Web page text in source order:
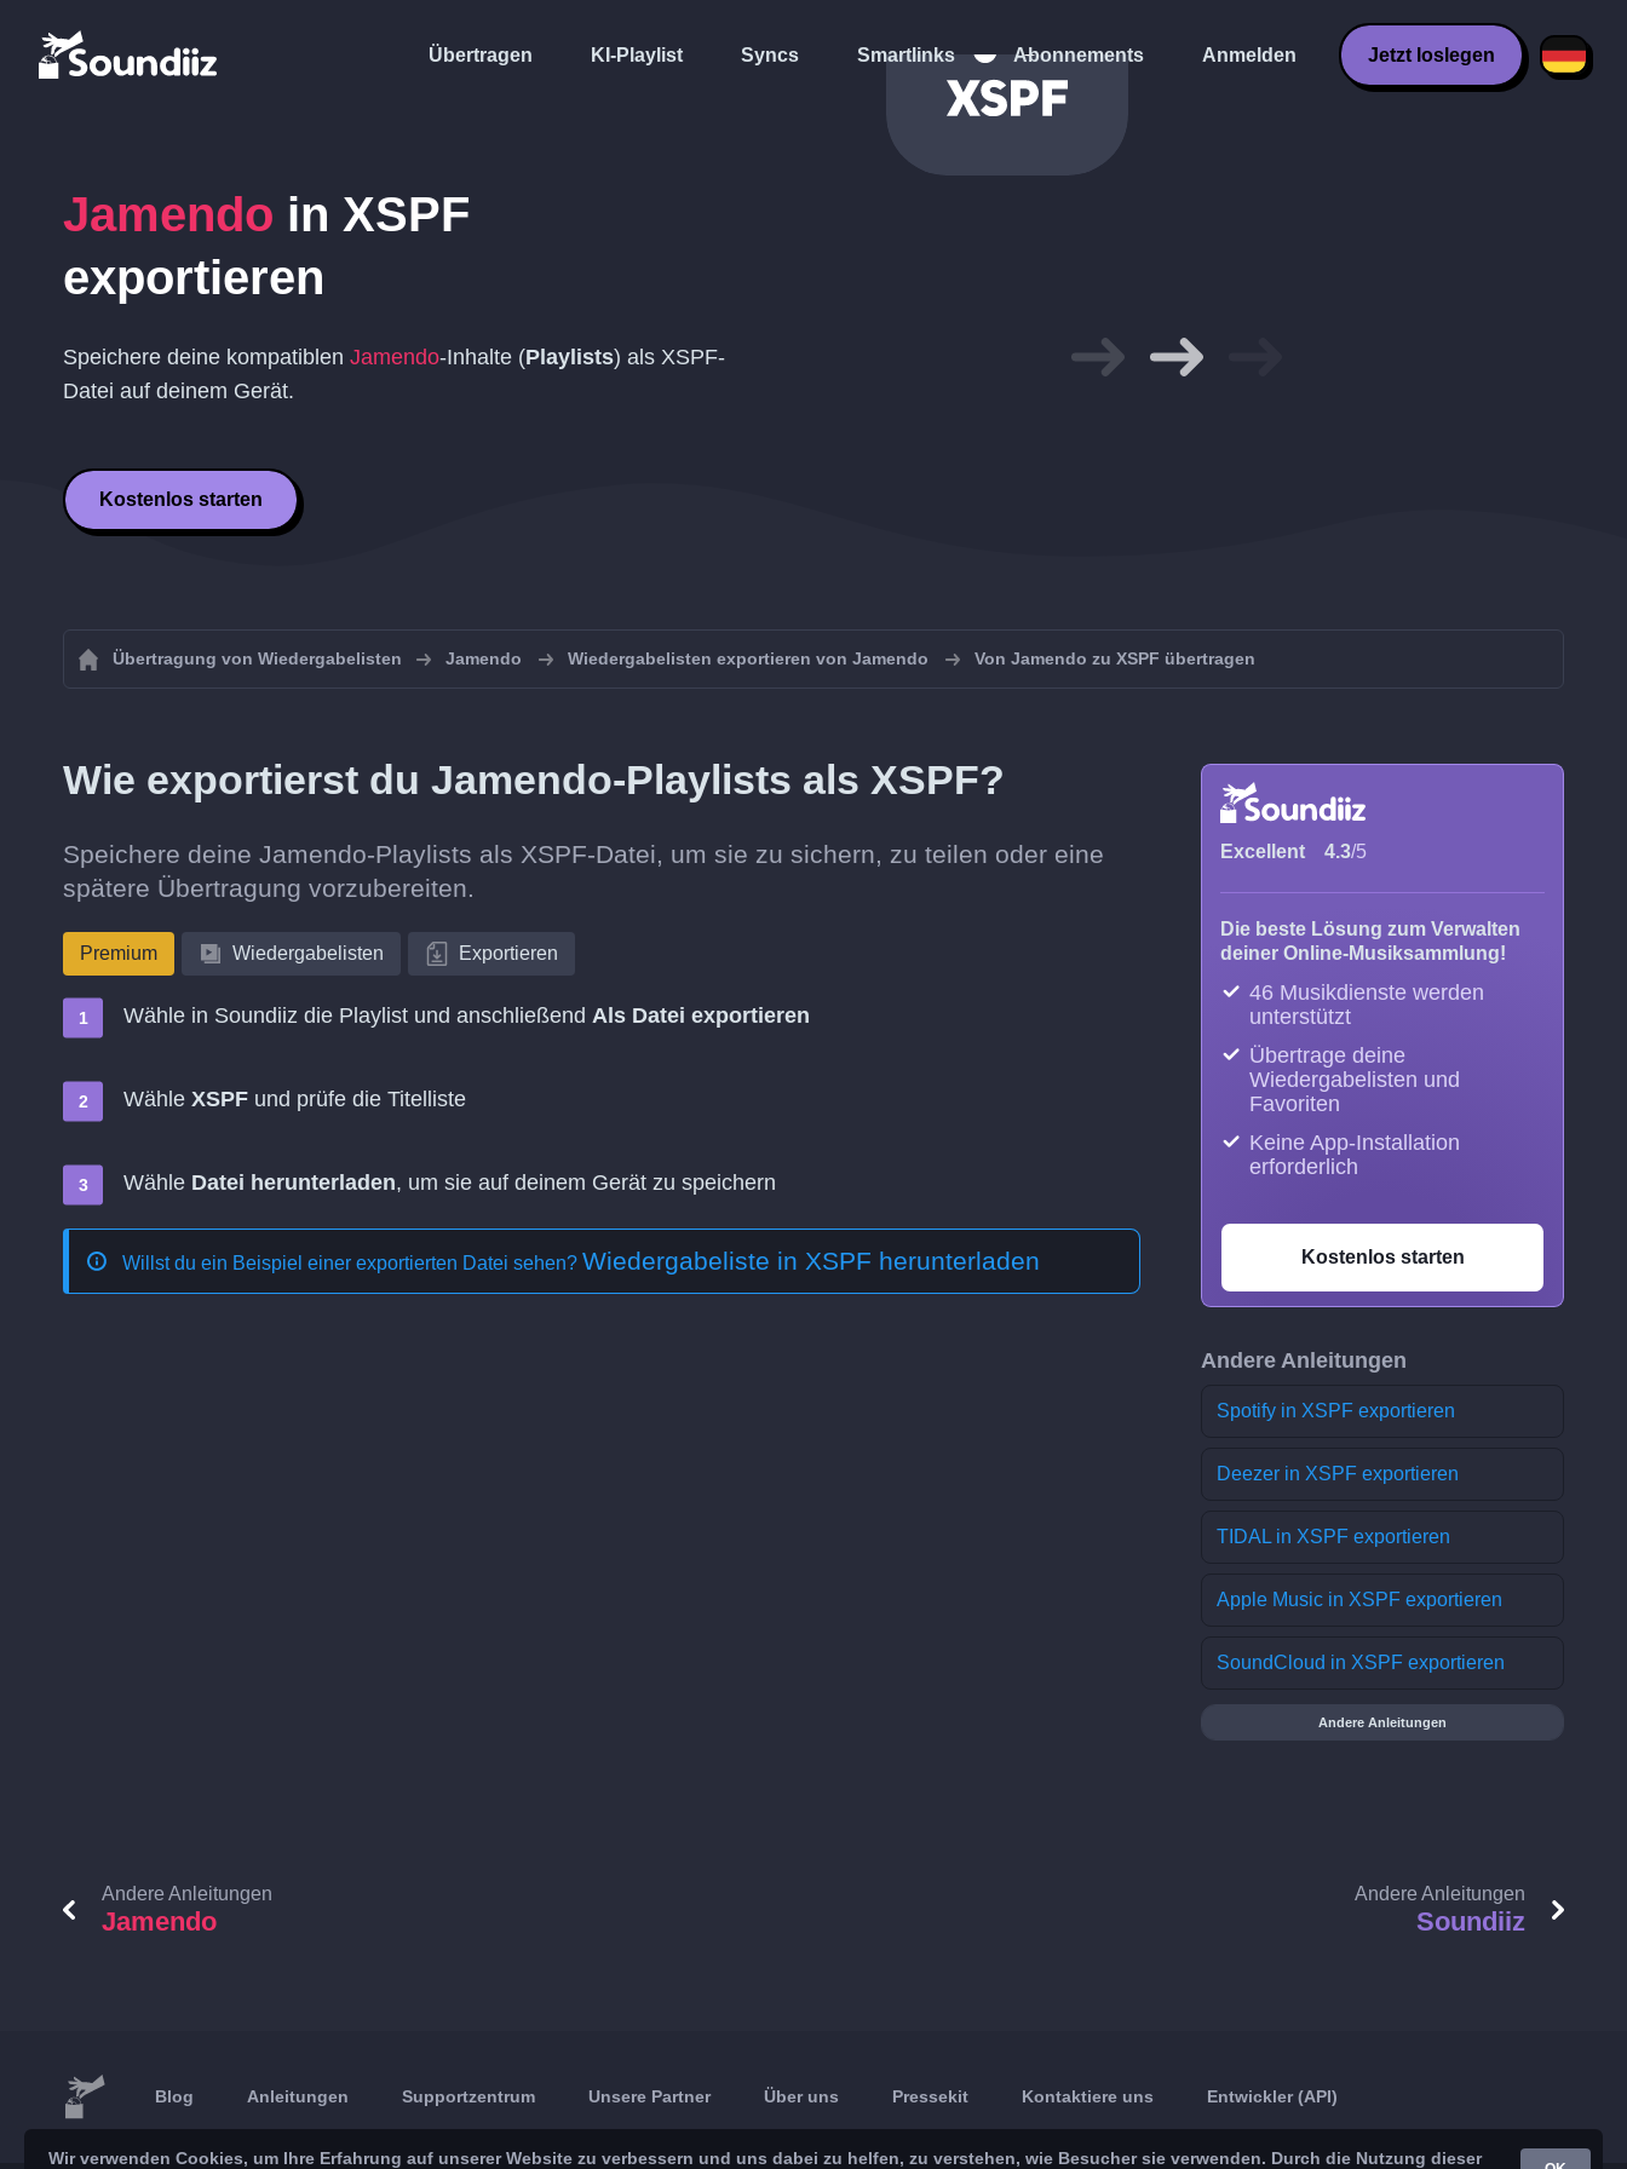
Übertragen KI-Playlist Syncs Smartlinks Abonnements Anmelden Jetzt loslegen
Jamendo in XSPF
exportieren
Speichere deine kompatiblen Jamendo-Inhalte (Playlists) als XSPF-
Datei auf deinem Gerät.
Kostenlos starten
Übertragung von Wiedergabelisten Jamendo Wiedergabelisten exportieren von Jamendo Von Jamendo zu XSPF übertragen
Wie exportierst du Jamendo-Playlists als XSPF?
Speichere deine Jamendo-Playlists als XSPF-Datei, um sie zu sichern, zu teilen oder eine
spätere Übertragung vorzubereiten.
Premium Wiedergabelisten Exportieren
Wähle in Soundiiz die Playlist und anschließend Als Datei exportieren
Wähle XSPF und prüfe die Titelliste
Wähle Datei herunterladen, um sie auf deinem Gerät zu speichern
Willst du ein Beispiel einer exportierten Datei sehen? Wiedergabeliste in XSPF herunterladen
Excellent 4.3/5
Die beste Lösung zum Verwalten
deiner Online-Musiksammlung!
46 Musikdienste werden
unterstützt
Übertrage deine
Wiedergabelisten und
Favoriten
Keine App-Installation
erforderlich
Kostenlos starten
Andere Anleitungen
Spotify in XSPF exportieren
Deezer in XSPF exportieren
TIDAL in XSPF exportieren
Apple Music in XSPF exportieren
SoundCloud in XSPF exportieren
Andere Anleitungen
Andere Anleitungen
Jamendo
Andere Anleitungen
Soundiiz
Blog Anleitungen Supportzentrum Unsere Partner Über uns Pressekit Kontaktiere uns Entwickler (API)
Wir verwenden Cookies, um Ihre Erfahrung auf unserer Website zu verbessern und uns dabei zu helfen, zu verstehen, wie Besucher sie verwenden. Durch die Nutzung dieser